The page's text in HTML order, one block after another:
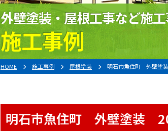
外壁塗装・屋根工事など施
施工事例
HOME 施工事例 屋根塗装 明石市魚住町 外壁塗
明石市魚住町 外壁塗装